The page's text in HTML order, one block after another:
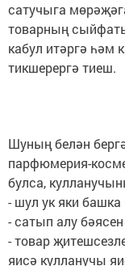
сатучыга
товарның
кабул итәргә һәм
тикшерергә тиеш.
Шуның белән
парфюмерия-
булса,
- шул ук яки
- сатып алу
- товар
яисә кулланучы